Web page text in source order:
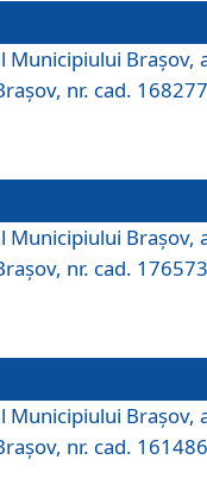
Municipiului Braşov,
nr. cad.
Municipiului Braşov,
nr. cad.
Municipiului Braşov,
nr. cad.